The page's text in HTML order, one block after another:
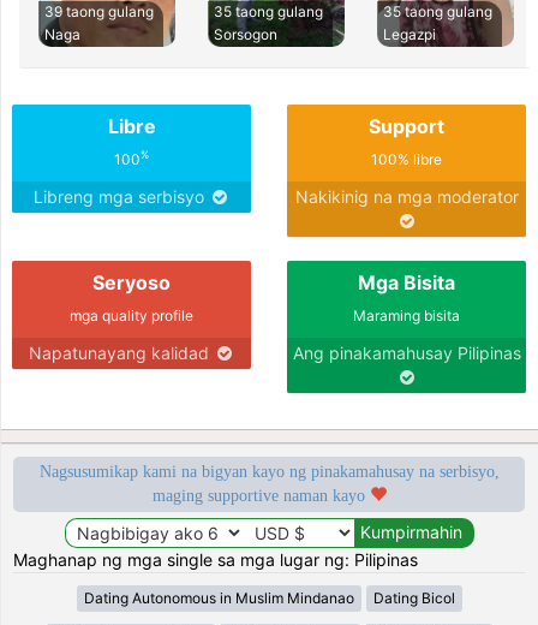
39 taong gulang
Naga
35 taong gulang
Sorsogon
35 taong gulang
Legazpi
Libre
100%
Libreng mga serbisyo
Support
100% libre
Nakikinig na mga moderator
Seryoso
mga quality profile
Napatunayang kalidad
Mga Bisita
Maraming bisita
Ang pinakamahusay Pilipinas
Nagsusumikap kami na bigyan kayo ng pinakamahusay na serbisyo,
maging supportive naman kayo
Maghanap ng mga single sa mga lugar ng: Pilipinas
Dating Autonomous in Muslim Mindanao Dating Bicol